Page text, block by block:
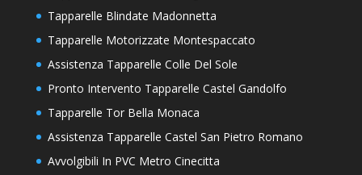
Tapparelle Blindate Madonnetta
Tapparelle Motorizzate Montespaccato
Assistenza Tapparelle Colle Del Sole
Pronto Intervento Tapparelle Castel Gandolfo
Tapparelle Tor Bella Monaca
Assistenza Tapparelle Castel San Pietro Romano
Avvolgibili In PVC Metro Cinecitta